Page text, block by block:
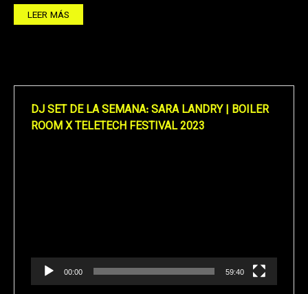
LEER MÁS
DJ SET DE LA SEMANA: SARA LANDRY | BOILER
ROOM X TELETECH FESTIVAL 2023
00:00 59:40